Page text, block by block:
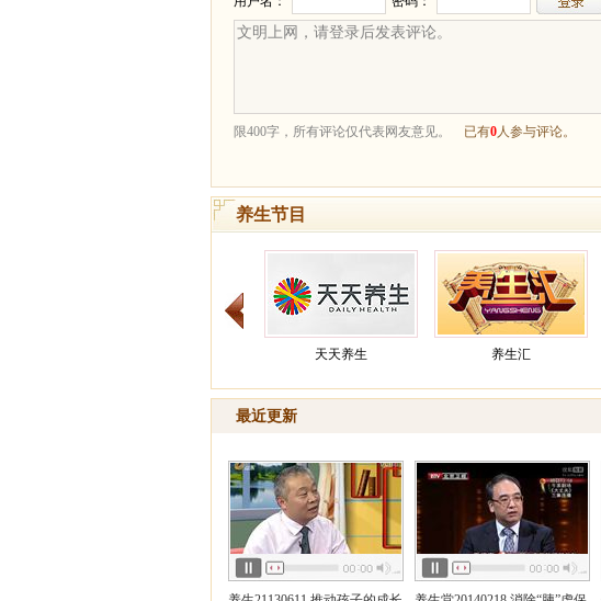
养生节目
天天养生 养生汇
健康之路 养生
最近更新